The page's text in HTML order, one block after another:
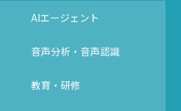
AIエージェント
音声分析・音声認識
教育・研修